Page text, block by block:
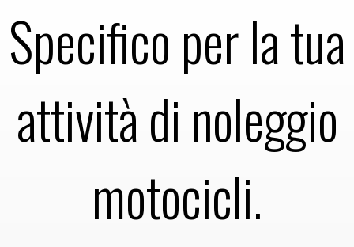
Specifico per la tua
attività di noleggio
motocicli.